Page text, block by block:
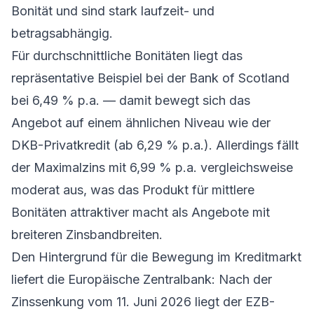
Bonität und sind stark laufzeit- und
betragsabhängig.
Für durchschnittliche Bonitäten liegt das
repräsentative Beispiel bei der Bank of Scotland
bei 6,49 % p.a. — damit bewegt sich das
Angebot auf einem ähnlichen Niveau wie der
DKB-Privatkredit (ab 6,29 % p.a.). Allerdings fällt
der Maximalzins mit 6,99 % p.a. vergleichsweise
moderat aus, was das Produkt für mittlere
Bonitäten attraktiver macht als Angebote mit
breiteren Zinsbandbreiten.
Den Hintergrund für die Bewegung im Kreditmarkt
liefert die Europäische Zentralbank: Nach der
Zinssenkung vom 11. Juni 2026 liegt der EZB-